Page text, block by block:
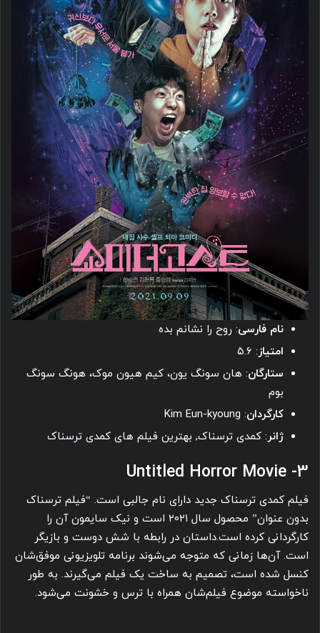
نام فارسی: روح را نشانم بده
امتیاز: ۵.۶
ستارگان: هان سونگ یون، کیم هیون موک، هونگ سونگ
بوم
کارگردان: Kim Eun-kyoung
ژانر: کمدی ترسناک, بهترین فیلم های کمدی ترسناک
3- Untitled Horror Movie
فیلم کمدی ترسناک جدید دارای نام جالبی است. “فیلم ترسناک
بدون عنوان” محصول سال ۲۰۲۱ است و نیک سایمون آن را
کارگردانی کرده است.داستان در رابطه با شش دوست و بازیگر
است. آن‌ها زمانی که متوجه می‌شوند برنامه تلویزیونی موفق‌شان
کنسل شده است، تصمیم به ساخت یک فیلم می‌گیرند. به طور
ناخواسته موضوع فیلم‌شان همراه با ترس و خشونت می‌شود.